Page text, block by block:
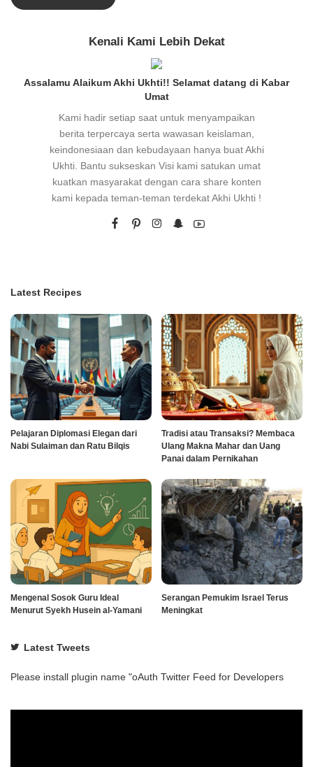
Kenali Kami Lebih Dekat
Assalamu Alaikum Akhi Ukhti!! Selamat datang di Kabar
Umat
Kami hadir setiap saat untuk menyampaikan
berita terpercaya serta wawasan keislaman,
keindonesiaan dan kebudayaan hanya buat Akhi
Ukhti. Bantu sukseskan Visi kami satukan umat
kuatkan masyarakat dengan cara share konten
kami kepada teman-teman terdekat Akhi Ukhti !
Latest Recipes
Pelajaran Diplomasi Elegan dari
Nabi Sulaiman dan Ratu Bilqis
Tradisi atau Transaksi? Membaca
Ulang Makna Mahar dan Uang
Panai dalam Pernikahan
Mengenal Sosok Guru Ideal
Menurut Syekh Husein al-Yamani
Serangan Pemukim Israel Terus
Meningkat
Latest Tweets
Please install plugin name "oAuth Twitter Feed for Developers